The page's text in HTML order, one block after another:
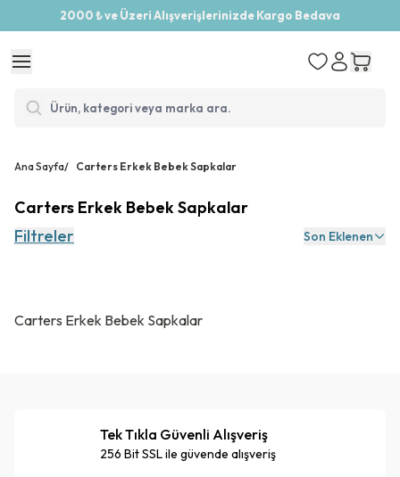
2000 ₺ ve Üzeri Alışverişlerinizde Kargo Bedava
Ana Sayfa/ Carters Erkek Bebek Sapkalar
Carters Erkek Bebek Sapkalar
Filtreler
Son Eklenen
Carters Erkek Bebek Sapkalar
Tek Tıkla Güvenli Alışveriş
256 Bit SSL ile güvende alışveriş